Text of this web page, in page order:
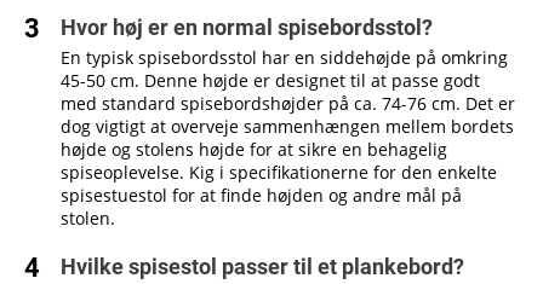
Hvor høj er en normal spisebordsstol?
En typisk spisebordsstol har en siddehøjde på omkring
45-50 cm. Denne højde er designet til at passe godt
med standard spisebordshøjder på ca. 74-76 cm. Det er
dog vigtigt at overveje sammenhængen mellem bordets
højde og stolens højde for at sikre en behagelig
spiseoplevelse. Kig i specifikationerne for den enkelte
spisestuestol for at finde højden og andre mål på
stolen.
Hvilke spisestol passer til et plankebord?